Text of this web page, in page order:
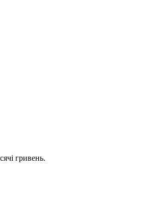
гривень.